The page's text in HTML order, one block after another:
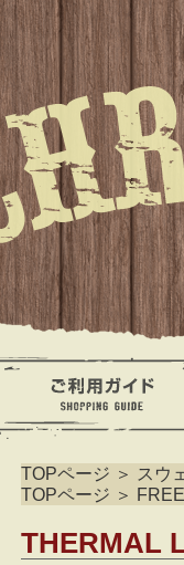
TOPページ ＞ スウ
TOPページ ＞
THERMAL